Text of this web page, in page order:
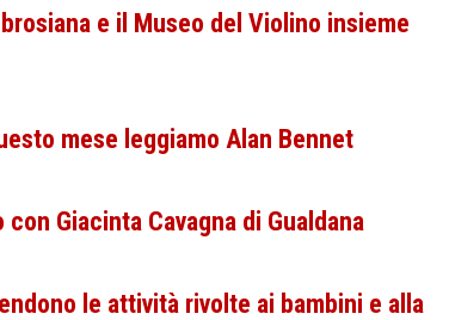
e il Museo del Violino insieme
mese leggiamo Alan Bennet
Giacinta Cavagna di Gualdana
le attività rivolte ai bambini e alla